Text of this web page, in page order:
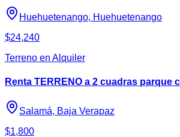
Huehuetenango, Huehuetenango
$24,240
Terreno en Alquiler
Renta TERRENO a 2 cuadras parque
Salamá, Baja Verapaz
$1,800